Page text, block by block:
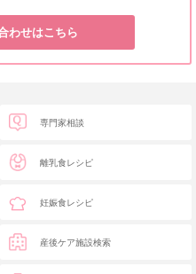
わせはこちら
専門家相談
離乳食レシピ
妊娠食レシピ
産後ケア施設検索